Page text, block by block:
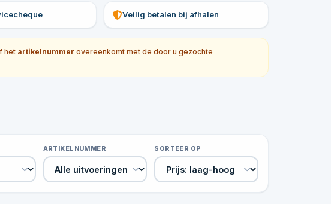
Veilig betalen bij afhalen
het artikelnummer overeenkomt met de door u gezochte
ARTIKELNUMMER SORTEER OP